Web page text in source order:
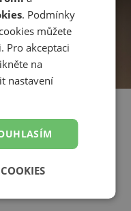
. Podmínky
můžete
Pro akceptaci
na
nastavení